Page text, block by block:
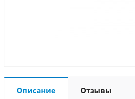
Описание Отзывы